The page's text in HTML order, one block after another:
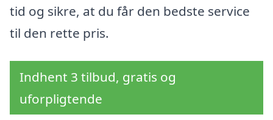
tid og sikre, at du får den bedste service
til den rette pris.
Indhent 3 tilbud, gratis og
uforpligtende